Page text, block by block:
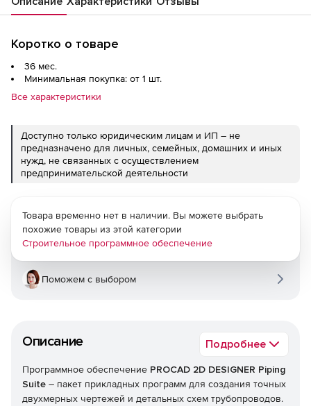
Коротко о товаре
36 мес.
Минимальная покупка: от 1 шт.
Все характеристики
Доступно только юридическим лицам и ИП – не
предназначено для личных, семейных, домашних и иных
нужд, не связанных с осуществлением
предпринимательской деятельности
Описание Подробнее
Программное обеспечение PROCAD 2D DESIGNER Piping
Suite – пакет прикладных программ для создания точных
двухмерных чертежей и детальных схем трубопроводов.
Товара временно нет в наличии. Вы можете выбрать
похожие товары из этой категории
Строительное программное обеспечение
Поможем с выбором